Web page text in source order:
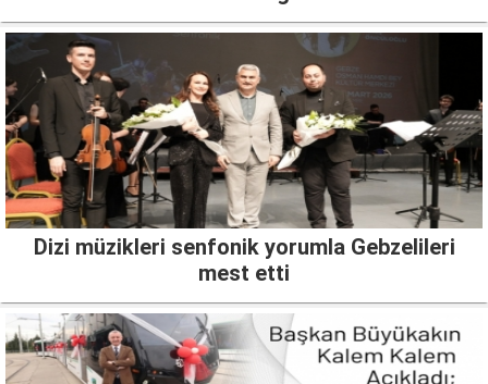
Dizi müzikleri senfonik yorumla Gebzelileri
mest etti